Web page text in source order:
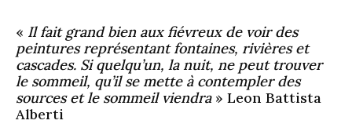
« Il fait grand bien aux fiévreux de voir des
peintures représentant fontaines, rivières et
cascades. Si quelqu’un, la nuit, ne peut trouver
le sommeil, qu’il se mette à contempler des
sources et le sommeil viendra» Leon Battista
Alberti